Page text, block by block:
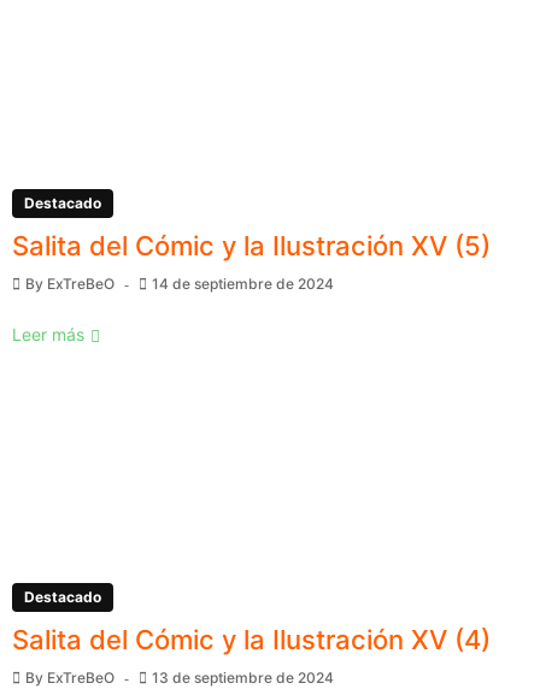
Destacado
Salita del Cómic y la Ilustración XV (5)
By ExTreBeO 14 de septiembre de 2024
Leer más
Destacado
Salita del Cómic y la Ilustración XV (4)
By ExTreBeO 13 de septiembre de 2024